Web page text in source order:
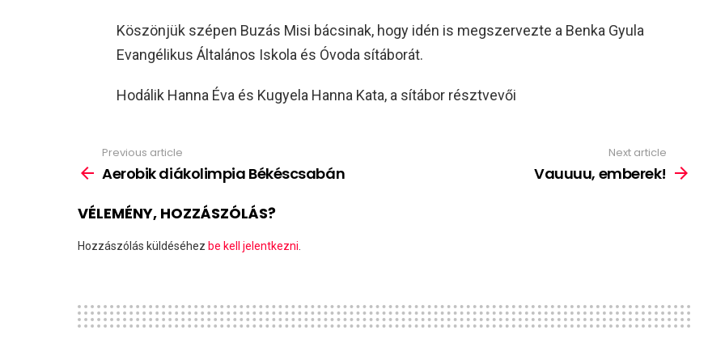
Köszönjük szépen Buzás Misi bácsinak, hogy idén is megszervezte a Benka Gyula
Evangélikus Általános Iskola és Óvoda sítáborát.
Hodálik Hanna Éva és Kugyela Hanna Kata, a sítábor résztvevői
more
Previous article
Aerobik diákolimpia Békéscsabán
Next article
Vauuuu, emberek!
VÉLEMÉNY, HOZZÁSZÓLÁS?
Hozzászólás küldéséhez be kell jelentkezni